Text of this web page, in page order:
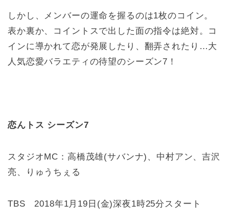
しかし、メンバーの運命を握るのは1枚のコイン。
表か裏か、コイントスで出した面の指令は絶対。コ
インに導かれて恋が発展したり、翻弄されたり…大
人気恋愛バラエティの待望のシーズン7！
恋んトス シーズン7
スタジオMC：高橋茂雄(サバンナ)、中村アン、吉沢
亮、りゅうちぇる
TBS 2018年1月19日(金)深夜1時25分スタート